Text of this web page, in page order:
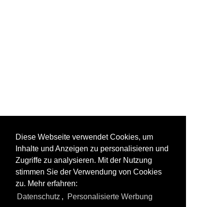
Schleswig-Holstein
Alle Fotos aus Windmühlenwelt
Diese Webseite verwendet Cookies, um
Inhalte und Anzeigen zu personalisieren und
Zugriffe zu analysieren. Mit der Nutzung
stimmen Sie der Verwendung von Cookies
zu. Mehr erfahren:
Datenschutz , Personalisierte Werbung